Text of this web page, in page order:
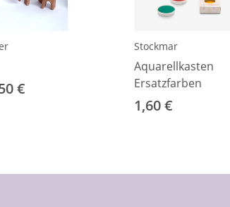
€
Stockmar
Aquarellkasten
Ersatzfarben
1,60 €